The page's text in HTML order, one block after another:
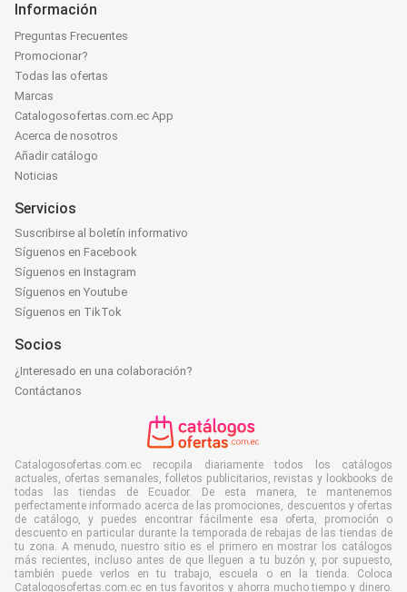
Información
Preguntas Frecuentes
Promocionar?
Todas las ofertas
Marcas
Catalogosofertas.com.ec App
Acerca de nosotros
Añadir catálogo
Noticias
Servicios
Suscribirse al boletín informativo
Síguenos en Facebook
Síguenos en Instagram
Síguenos en Youtube
Síguenos en TikTok
Socios
¿Interesado en una colaboración?
Contáctanos
Catalogosofertas.com.ec recopila diariamente todos los catálogos
actuales, ofertas semanales, folletos publicitarios, revistas y lookbooks de
todas las tiendas de Ecuador. De esta manera, te mantenemos
perfectamente informado acerca de las promociones, descuentos y ofertas
de catálogo, y puedes encontrar fácilmente esa oferta, promoción o
descuento en particular durante la temporada de rebajas de las tiendas de
tu zona. A menudo, nuestro sitio es el primero en mostrar los catálogos
más recientes, incluso antes de que lleguen a tu buzón y, por supuesto,
también puede verlos en tu trabajo, escuela o en la tienda. Coloca
Catalogosofertas.com.ec en tus favoritos y ahorra mucho tiempo y dinero.